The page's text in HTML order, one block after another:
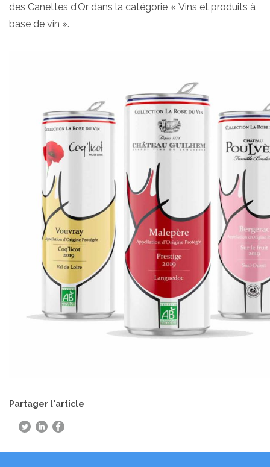
des Canettes d’Or dans la catégorie « Vins et produits à
base de vin ».
Partager l'article